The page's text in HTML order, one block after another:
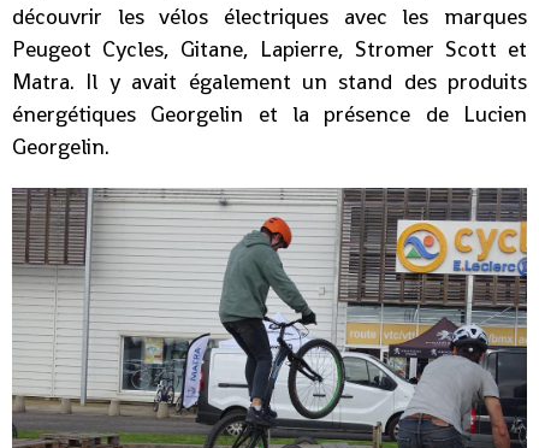
découvrir les vélos électriques avec les marques
Peugeot Cycles, Gitane, Lapierre, Stromer Scott et
Matra. Il y avait également un stand des produits
énergétiques Georgelin et la présence de Lucien
Georgelin.